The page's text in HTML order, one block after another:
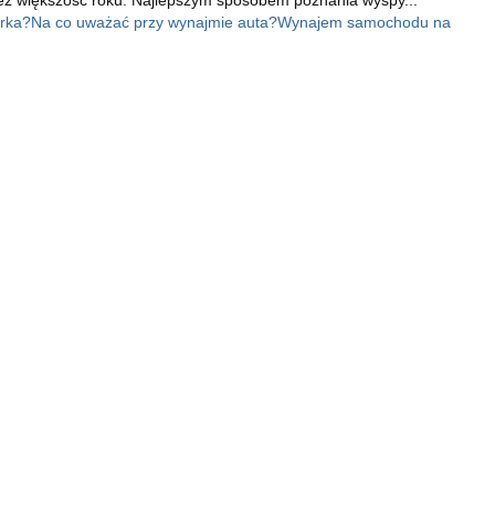
Na co uważać przy wynajmie auta?Wynajem samochodu na